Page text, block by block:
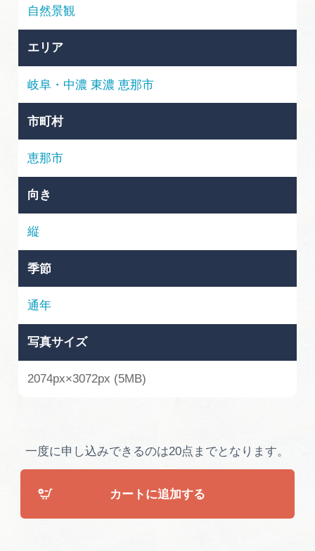
サイトポリシー
自然景観
エリア
岐阜・中濃 東濃 恵那市
市町村
恵那市
向き
縦
季節
通年
写真サイズ
2074px×3072px (5MB)
一度に申し込みできるのは20点までとなります。
カートに追加する